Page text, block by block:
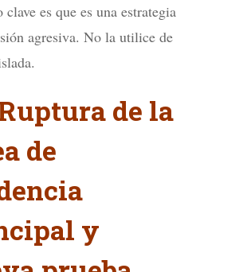
es que es una estrategia
agresiva. No la utilice de
de la
de
y